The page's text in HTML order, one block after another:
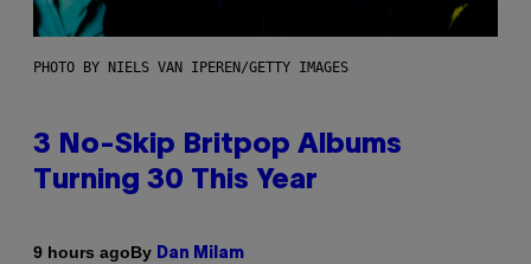
PHOTO BY NIELS VAN IPEREN/GETTY IMAGES
3 No-Skip Britpop Albums
Turning 30 This Year
9 hours agoBy Dan Milam